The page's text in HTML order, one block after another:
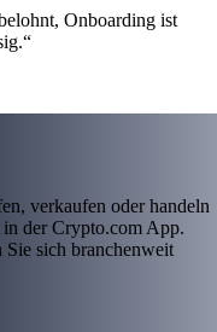
Onboarding ist
verkaufen oder handeln
der Crypto.com App.
sich branchenweit